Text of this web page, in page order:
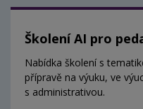
Školení AI pro
Nabídka školení s
přípravě na výuku, ve
s administrativou.